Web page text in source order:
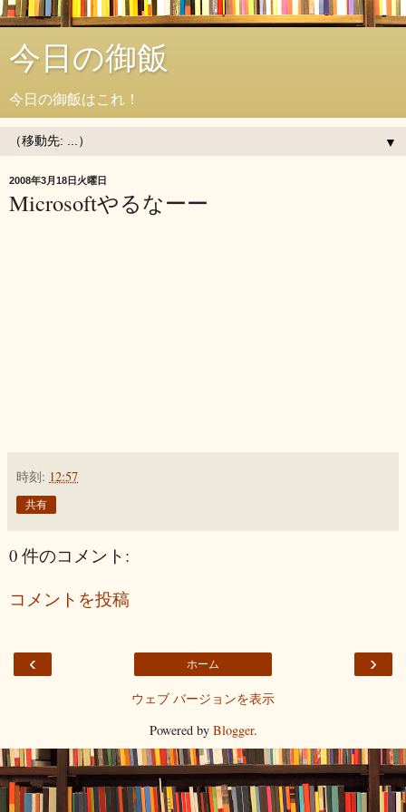
今日の御飯
今日の御飯はこれ！
▼
2008年3月18日火曜日
Microsoftやるなーー
時刻: 12:57
共有
0 件のコメント:
コメントを投稿
‹ ›
ホーム
ウェブ バージョンを表示
Powered by Blogger.